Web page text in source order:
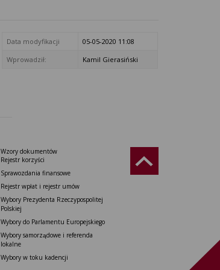
Data modyfikacji
05-05-2020 11:08
Wprowadził:
Kamil Gierasiński
Wzory dokumentów
Rejestr korzyści
Sprawozdania finansowe
Rejestr wpłat i rejestr umów
Wybory Prezydenta Rzeczypospolitej
Polskiej
Wybory do Parlamentu Europejskiego
Wybory samorządowe i referenda
lokalne
Wybory w toku kadencji